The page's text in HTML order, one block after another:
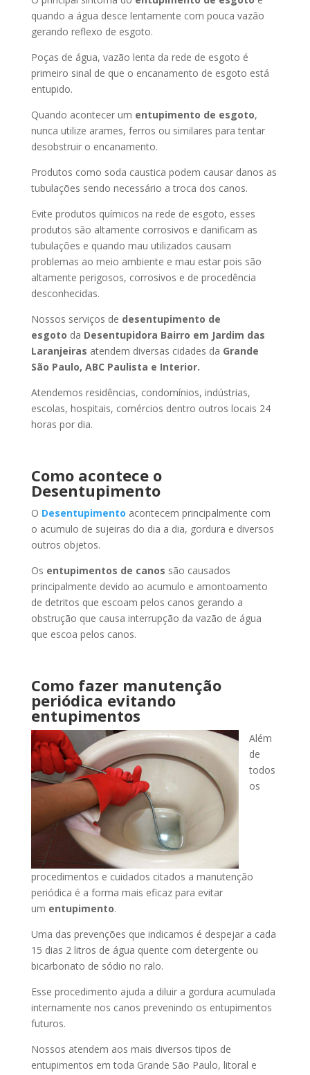
quando a água desce lentamente com pouca vazão
gerando reflexo de esgoto.
Poças de água, vazão lenta da rede de esgoto é
primeiro sinal de que o encanamento de esgoto está
entupido.
Quando acontecer um entupimento de esgoto,
nunca utilize arames, ferros ou similares para tentar
desobstruir o encanamento.
Produtos como soda caustica podem causar danos as
tubulações sendo necessário a troca dos canos.
Evite produtos químicos na rede de esgoto, esses
produtos são altamente corrosivos e danificam as
tubulações e quando mau utilizados causam
problemas ao meio ambiente e mau estar pois são
altamente perigosos, corrosivos e de procedência
desconhecidas.
Nossos serviços de desentupimento de
esgoto da Desentupidora Bairro em Jardim das
Laranjeiras atendem diversas cidades da Grande
São Paulo, ABC Paulista e Interior.
Atendemos residências, condomínios, indústrias,
escolas, hospitais, comércios dentro outros locais 24
horas por dia.
Como acontece o
Desentupimento
O Desentupimento acontecem principalmente com
o acumulo de sujeiras do dia a dia, gordura e diversos
outros objetos.
Os entupimentos de canos são causados
principalmente devido ao acumulo e amontoamento
de detritos que escoam pelos canos gerando a
obstrução que causa interrupção da vazão de água
que escoa pelos canos.
Como fazer manutenção
periódica evitando
entupimentos
Além
de
todos
os
procedimentos e cuidados citados a manutenção
periódica é a forma mais eficaz para evitar
um entupimento.
Uma das prevenções que indicamos é despejar a cada
15 dias 2 litros de água quente com detergente ou
bicarbonato de sódio no ralo.
Esse procedimento ajuda a diluir a gordura acumulada
internamente nos canos prevenindo os entupimentos
futuros.
Nossos atendem aos mais diversos tipos de
entupimentos em toda Grande São Paulo, litoral e